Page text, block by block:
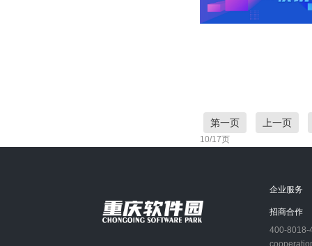
第一页 上一页
10/17页
企业服务
招商合作
400-8018-